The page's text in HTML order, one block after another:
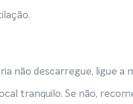
não descarregue, ligue
tranquilo. Se não,